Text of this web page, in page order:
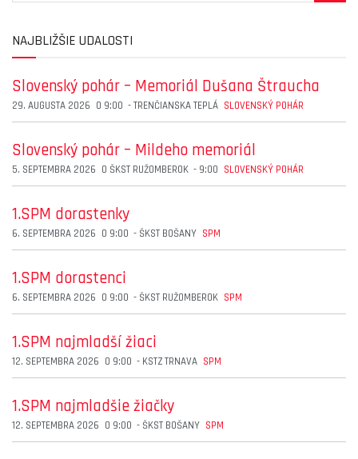
NAJBLIŽŠIE UDALOSTI
Slovenský pohár – Memoriál Dušana Štraucha
29. AUGUSTA 2026 O 9:00 -TRENČIANSKA TEPLÁ SLOVENSKÝ POHÁR
Slovenský pohár – Mildeho memoriál
5. SEPTEMBRA 2026 O ŠKST RUŽOMBEROK - 9:00 SLOVENSKÝ POHÁR
1.SPM dorastenky
6. SEPTEMBRA 2026 O 9:00 - ŠKST BOŠANY SPM
1.SPM dorastenci
6. SEPTEMBRA 2026 O 9:00 - ŠKST RUŽOMBEROK SPM
1.SPM najmladší žiaci
12. SEPTEMBRA 2026 O 9:00 - KSTZ TRNAVA SPM
1.SPM najmladšie žiačky
12. SEPTEMBRA 2026 O 9:00 - ŠKST BOŠANY SPM